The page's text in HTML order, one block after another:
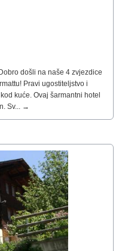
došli na naše 4 zvjezdice
Pravi ugostiteljstvo i
kuće. Ovaj šarmantni hotel
Sv... →